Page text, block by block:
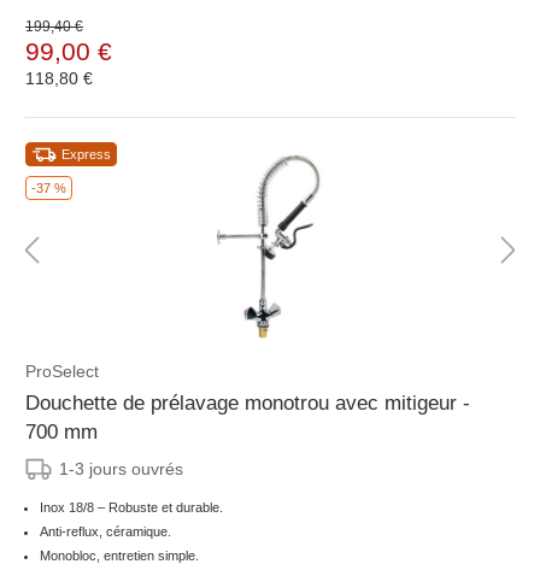
199,40 €
99,00 €
118,80 €
-37 %
Express
ProSelect
Douchette de prélavage monotrou avec mitigeur -
700 mm
1-3 jours ouvrés
Inox 18/8 – Robuste et durable.
Anti-reflux, céramique.
Monobloc, entretien simple.